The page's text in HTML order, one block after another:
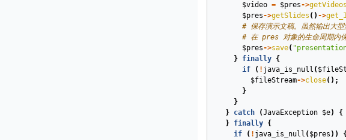
$video = $pres->getVideos
$pres->getSlides () ->
# 保存演示文稿。虽然输出大型
# 在 pres 对象的生命周期内
$pres->save(
}
finally
{
if
( ! java_is_null (
$fileStream->close();
}
}
}
catch (JavaException $e)
{
}
finally
{
if
( ! java_is_null ( $pres ))
{